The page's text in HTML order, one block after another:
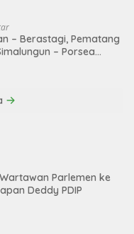
– Berastagi, Pematang
– Porsea
Parlemen ke
Deddy PDIP